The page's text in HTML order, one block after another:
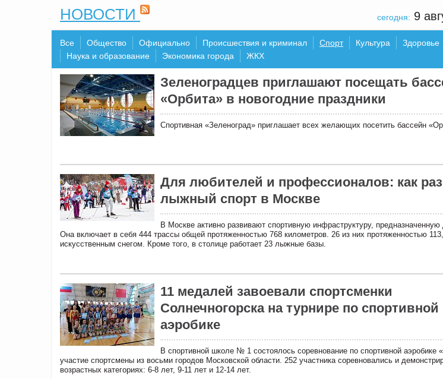
сегодня: 9
НОВОСТИ
Все Общество Официально Происшествия и криминал Спорт Культура Здоровье
Наука и образование
Экономика города ЖКХ
Зеленоградцев приглашают посещать
«Орбита» в новогодние праздники
Спортивная «Зеленоград» приглашает всех желающих посетить бассейн
Для любителей и профессионалов: как
лыжный спорт в Москве
В Москве активно развивают спортивную инфраструктуру,
Она включает в себя 444 трассы общей протяженностью 768 километров. 26 из них протяженностью
искусственным снегом. Кроме того, в столице работает 23 лыжные базы.
11 медалей завоевали спортсменки
Солнечногорска на турнире по спортивной
аэробике
В спортивной школе № 1 состоялось соревнование по спортивной аэробике
участие спортсмены из восьми городов Московской области. 252 участника соревновались и
возрастных категориях: 6-8 лет, 9-11 лет и 12-14 лет.